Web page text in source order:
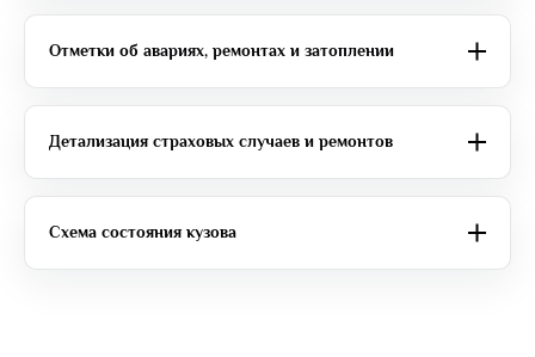
Отметки об авариях, ремонтах и затоплении
Детализация страховых случаев и ремонтов
Схема состояния кузова